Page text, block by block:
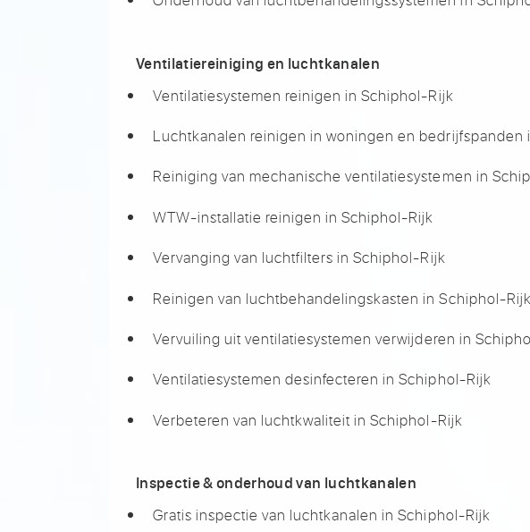
Ventilatiereiniging en luchtkanalen
Ventilatiesystemen reinigen in Schiphol-Rijk
Luchtkanalen reinigen in woningen en bedrijfspanden
Reiniging van mechanische ventilatiesystemen in
WTW-installatie reinigen in Schiphol-Rijk
Vervanging van luchtfilters in Schiphol-Rijk
Reinigen van luchtbehandelingskasten in Schiphol-Rijk
Vervuiling uit ventilatiesystemen verwijderen in
Ventilatiesystemen desinfecteren in Schiphol-Rijk
Verbeteren van luchtkwaliteit in Schiphol-Rijk
Inspectie & onderhoud van luchtkanalen
Gratis inspectie van luchtkanalen in Schiphol-Rijk